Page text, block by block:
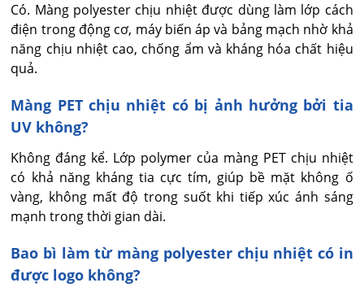
Có. Màng polyester chịu nhiệt được dùng làm lớp cách
điện trong động cơ, máy biến áp và bảng mạch nhờ khả
năng chịu nhiệt cao, chống ẩm và kháng hóa chất hiệu
quả.
Màng PET chịu nhiệt có bị ảnh hưởng bởi tia
UV không?
Không đáng kể. Lớp polymer của màng PET chịu nhiệt
có khả năng kháng tia cực tím, giúp bề mặt không ố
vàng, không mất độ trong suốt khi tiếp xúc ánh sáng
mạnh trong thời gian dài.
Bao bì làm từ màng polyester chịu nhiệt có in
được logo không?